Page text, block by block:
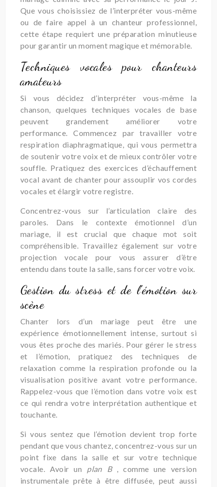
Que vous choisissiez de l’interpréter vous-même
ou de faire appel à un chanteur professionnel,
cette étape requiert une préparation minutieuse
pour garantir un moment magique et mémorable.
Techniques vocales pour chanteurs
amateurs
Si vous décidez d’interpréter vous-même la
chanson, quelques techniques vocales de base
peuvent grandement améliorer votre
performance. Commencez par travailler votre
respiration diaphragmatique, qui vous permettra
de soutenir votre voix et de mieux contrôler votre
souffle. Pratiquez des exercices d’échauffement
vocal avant de chanter pour assouplir vos cordes
vocales et élargir votre registre.
Concentrez-vous sur l’articulation claire des
paroles. Dans le contexte émotionnel d’un
mariage, il est crucial que chaque mot soit
compréhensible. Travaillez également sur votre
projection vocale pour vous assurer d’être
entendu dans toute la salle, sans forcer votre voix.
Gestion du stress et de l’émotion sur
scène
Chanter lors d’un mariage peut être une
expérience émotionnellement intense, surtout si
vous êtes proche des mariés. Pour gérer le stress
et l’émotion, pratiquez des techniques de
relaxation comme la respiration profonde ou la
visualisation positive avant votre performance.
Rappelez-vous que l’émotion dans votre voix est
ce qui rendra votre interprétation authentique et
touchante.
Si vous sentez que l’émotion devient trop forte
pendant que vous chantez, concentrez-vous sur un
point fixe dans la salle et sur votre technique
vocale. Avoir un plan B , comme une version
instrumentale prête à être diffusée, peut aussi